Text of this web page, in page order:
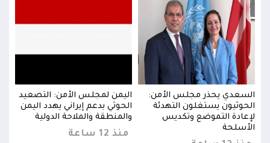
السعدي يحذر مجلس الأمن:
الحوثيون يستغلون التهدئة
لإعادة التموضع وتكديس
الأسلحة
اليمن لمجلس الأمن: التصعيد
الحوثي بدعم إيراني يهدد اليمن
والمنطقة والملاحة الدولية
منذ 12 ساعة